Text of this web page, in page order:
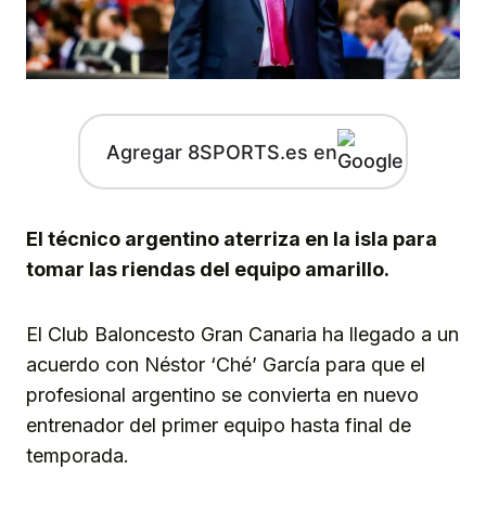
Agregar 8SPORTS.es en
El técnico argentino aterriza en la isla para
tomar las riendas del equipo amarillo.
El Club Baloncesto Gran Canaria ha llegado a un
acuerdo con Néstor ‘Ché’ García para que el
profesional argentino se convierta en nuevo
entrenador del primer equipo hasta final de
temporada.